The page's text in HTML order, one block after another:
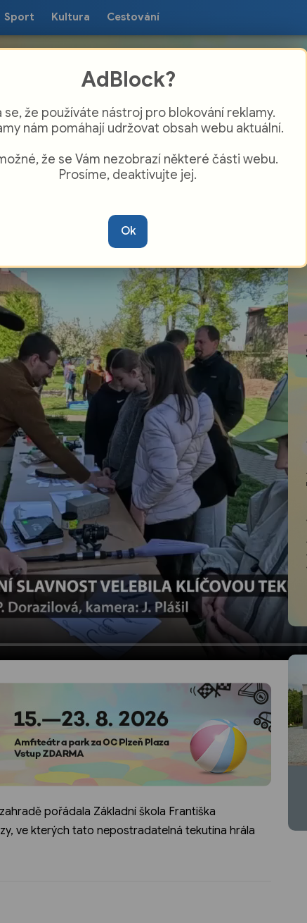
Sport Kultura Cestování
slavnost velebila klíčovou tekutinu
pořádala Základní škola Františka
ve kterých tato nepostradatelná tekutina hrála
AdBlock?
se, že používáte nástroj pro blokování reklamy.
nám pomáhají udržovat obsah webu aktuální.
že se Vám nezobrazí některé části webu.
Prosíme, deaktivujte jej.
Ok